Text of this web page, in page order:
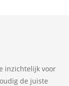
inzichtelijk voor
de juiste